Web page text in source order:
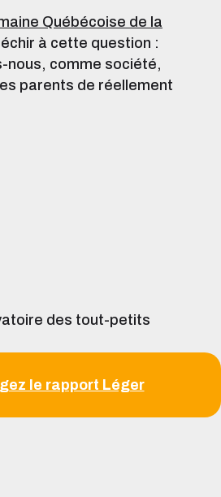
Québécoise de la
à cette question :
nous, comme société,
parents de réellement
des tout-petits
le rapport Léger